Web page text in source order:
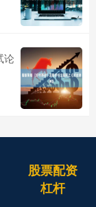
论
股票配资
杠杆